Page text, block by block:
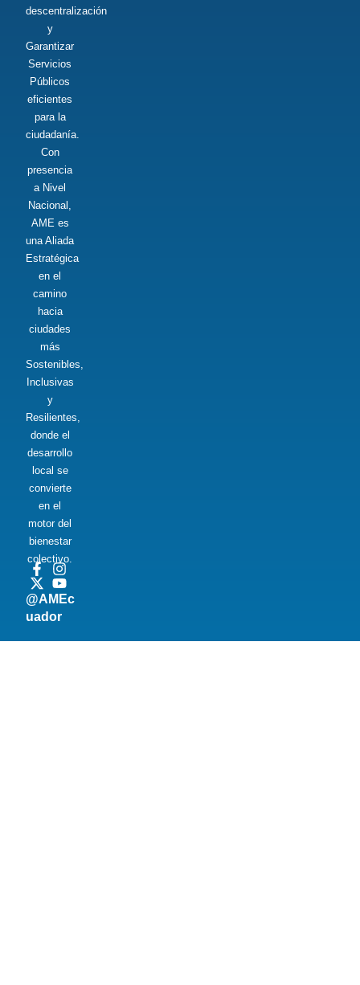
descentralización
y
Garantizar
Servicios
Públicos
eficientes
para la
ciudadanía.
Con
presencia
a Nivel
Nacional,
AME es
una Aliada
Estratégica
en el
camino
hacia
ciudades
más
Sostenibles,
Inclusivas
y
Resilientes,
donde el
desarrollo
local se
convierte
en el
motor del
bienestar
colectivo.
@AMEc
uador